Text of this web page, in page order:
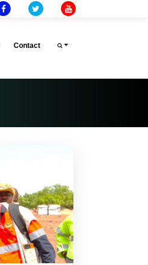
Contact